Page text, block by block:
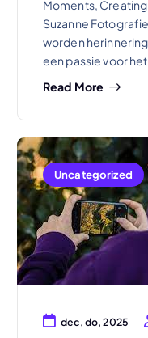
Moments,
Suzanne
worden
een passie voor
Read More
Uncategorized
dec, do, 2025